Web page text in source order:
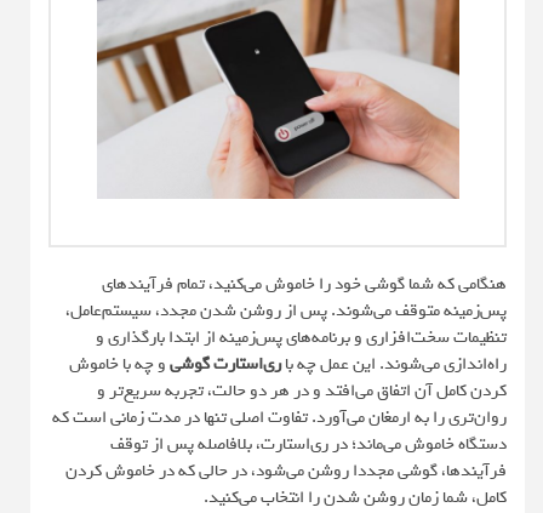
هنگامی که شما گوشی خود را خاموش می‌کنید، تمام فرآیندهای
پس‌زمینه متوقف می‌شوند. پس از روشن شدن مجدد، سیستم‌عامل،
تنظیمات سخت‌افزاری و برنامه‌های پس‌زمینه از ابتدا بارگذاری و
راه‌اندازی می‌شوند. این عمل چه باری‌استارت گوشیو چه با خاموش
کردن کامل آن اتفاق می‌افتد و در هر دو حالت، تجربه سریع‌تر و
روان‌تری را به ارمغان می‌آورد. تفاوت اصلی تنها در مدت زمانی است که
دستگاه خاموش می‌ماند؛ در ری‌استارت، بلافاصله پس از توقف
فرآیندها، گوشی مجددا روشن می‌شود، در حالی که در خاموش کردن
کامل، شما زمان روشن شدن را انتخاب می‌کنید.